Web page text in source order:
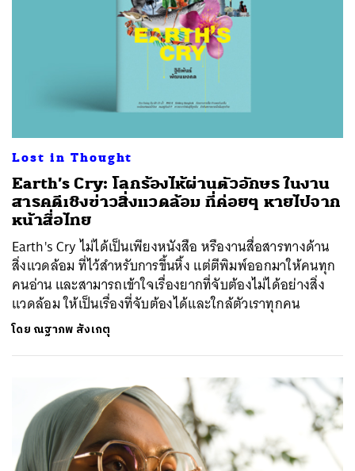
Lost in Thought
Earth’s Cry: โลกร้องไห้ผ่านตัวอักษร ในงาน
สารคดีเชิงข่าวสิ่งแวดล้อม ที่ค่อยๆ หายไปจาก
หน้าสื่อไทย
Earth's Cry ไม่ได้เป็นเพียงหนังสือ หรืองานสื่อสารทางด้าน
สิ่งแวดล้อม ที่ไว้สำหรับการขึ้นหิ้ง แต่ตีพิมพ์ออกมาให้คนทุก
คนอ่าน และสามารถเข้าใจเรื่องยากที่จับต้องไม่ได้อย่างสิ่ง
แวดล้อม ให้เป็นเรื่องที่จับต้องได้และใกล้ตัวเราทุกคน
โดย ณฐาภพ สังเกตุ